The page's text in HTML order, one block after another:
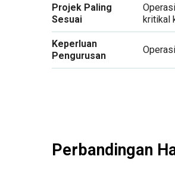
Projek Paling
Sesuai
kritikal
Keperluan
Pengurusan
Perbandingan